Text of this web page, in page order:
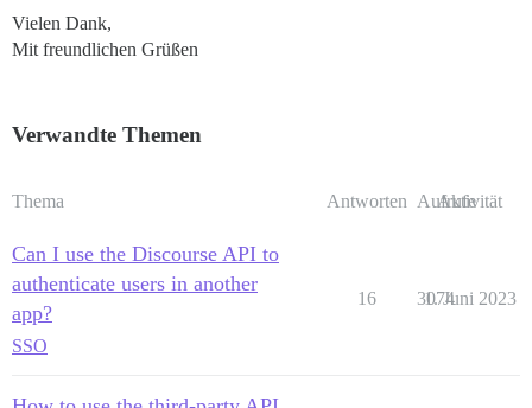
Vielen Dank,
Mit freundlichen Grüßen
Verwandte Themen
Thema Antworten Aufrufe
Aktivität
Can I use the Discourse API to
authenticate users in another
app?
SSO
16 3074
1. Juni 2023